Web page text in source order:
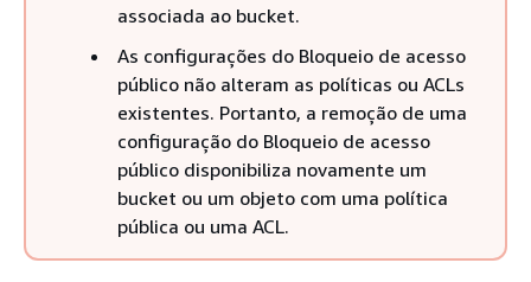
associada ao bucket.
As configurações do Bloqueio de acesso
público não alteram as políticas ou ACLs
existentes. Portanto, a remoção de uma
configuração do Bloqueio de acesso
público disponibiliza novamente um
bucket ou um objeto com uma política
pública ou uma ACL.